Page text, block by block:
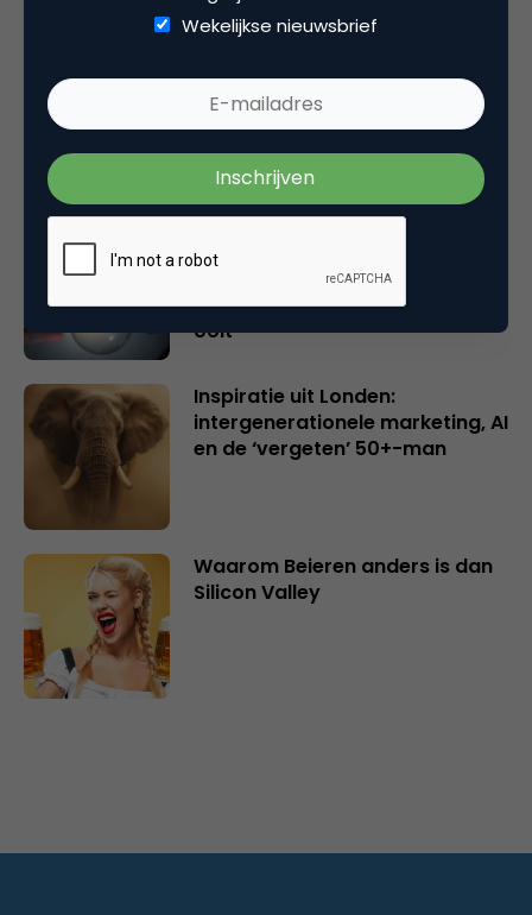
Wake-upcall voor ontwerpers
en merkeigenaren
Creatieve sector als aanjager
van innovatie en ontsluiter en
verbinder van industrieën
belangrijker en urgenter dan
ooit
Inspiratie uit Londen:
intergenerationele marketing, AI
en de ‘vergeten’ 50+-man
Waarom Beieren anders is dan
Silicon Valley
Wekelijkse nieuwsbrief